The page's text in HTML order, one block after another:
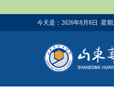
今天是： 2026年8月8日 星